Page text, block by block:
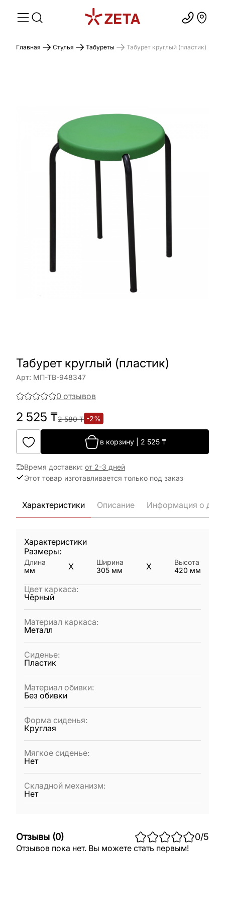
Главная Стулья Табуреты Табурет круглый (пластик)
Табурет круглый (пластик)
Арт: МП-ТВ-948347
0 отзывов
2 525 ₸2 580₸ -2%
в корзину| 2 525₸
Время доставки: от 2-3 дней
Этот товар изготавливается только под заказ
Характеристики Описание Информация о
Характеристики
Размеры:
Длина
мм
X
Ширина
305 мм X
Высота
420 мм
Цвет каркаса:
Чёрный
Материал каркаса:
Металл
Сиденье:
Пластик
Материал обивки:
Без обивки
Форма сиденья:
Круглая
Мягкое сиденье:
Нет
Складной механизм:
Нет
Отзывы (0) 0/5
Отзывов пока нет. Вы можете стать первым!